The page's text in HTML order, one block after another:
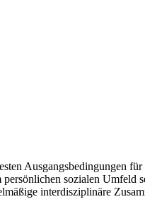
Ausgangsbedingungen
sozialen Umfeld
interdisziplinäre